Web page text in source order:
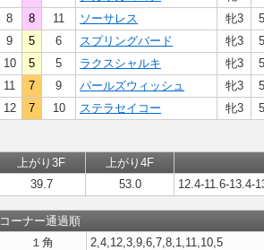
8
8 11 ソーサレス 牝3
9
5 6 スプリングバード 牝3
10
5 5 ラクスシャルキ 牝3
11
7 9 パールズウィッシュ 牝3
12
7 10 ステラセイコー 牝3
上がり3F
上がり4F
39.7
53.0 12.4-11.6-13.4-
コーナー通過順
１角
2,4,12,3,9,6,7,8,1,11,10,5